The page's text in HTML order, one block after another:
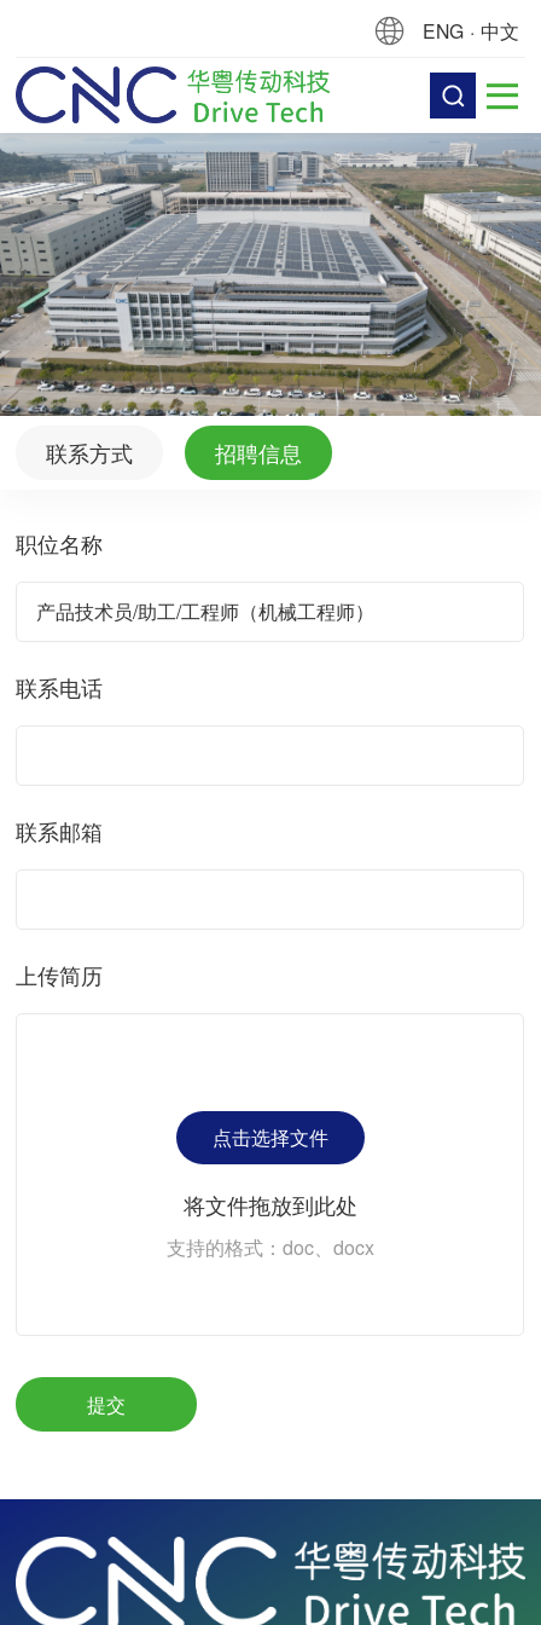
ENG · 中文
联系方式 招聘信息
职位名称
联系电话
联系邮箱
上传简历
点击选择文件
将文件拖放到此处
支持的格式：doc、docx